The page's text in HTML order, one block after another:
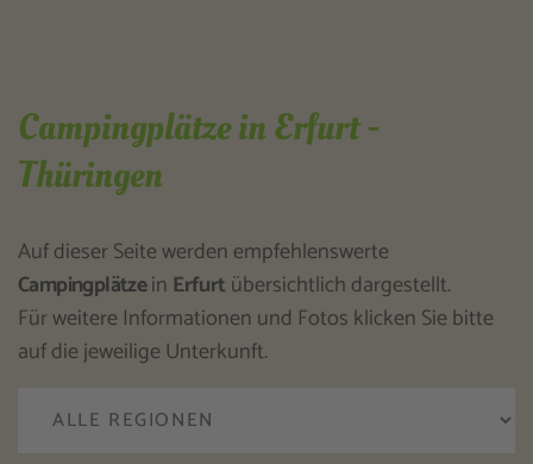
Campingplätze in Erfurt -
Thüringen
Auf dieser Seite werden empfehlenswerte
Campingplätzein Erfurt übersichtlich dargestellt.
Für weitere Informationen und Fotos klicken Sie bitte
auf die jeweilige Unterkunft.